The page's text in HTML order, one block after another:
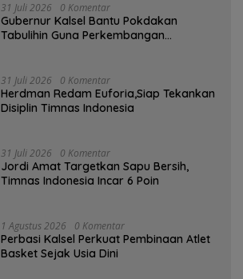
31 Juli 2026 0 Komentar
Gubernur Kalsel Bantu Pokdakan
Tabulihin Guna Perkembangan
31 Juli 2026 0 Komentar
Herdman Redam Euforia,Siap Tekankan
Disiplin Timnas Indonesia
31 Juli 2026 0 Komentar
Jordi Amat Targetkan Sapu Bersih,
Timnas Indonesia Incar 6 Poin
1 Agustus 2026 0 Komentar
Perbasi Kalsel Perkuat Pembinaan Atlet
Basket Sejak Usia Dini